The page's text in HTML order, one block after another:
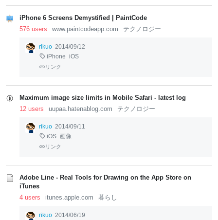
iPhone 6 Screens Demystified | PaintCode
576 users
www.paintcodeapp.com テクノロジー
rikuo 2014/09/12
iPhone iOS
リンク
Maximum image size limits in Mobile Safari - latest log
12 users
uupaa.hatenablog.com テクノロジー
rikuo 2014/09/11
iOS 画像
リンク
Adobe Line - Real Tools for Drawing on the App Store on
iTunes
4 users
itunes.apple.com 暮らし
rikuo 2014/06/19